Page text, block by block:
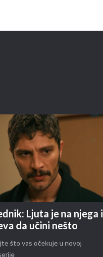
Ljuta je na njega i
da učini nešto
što vas očekuje u novoj